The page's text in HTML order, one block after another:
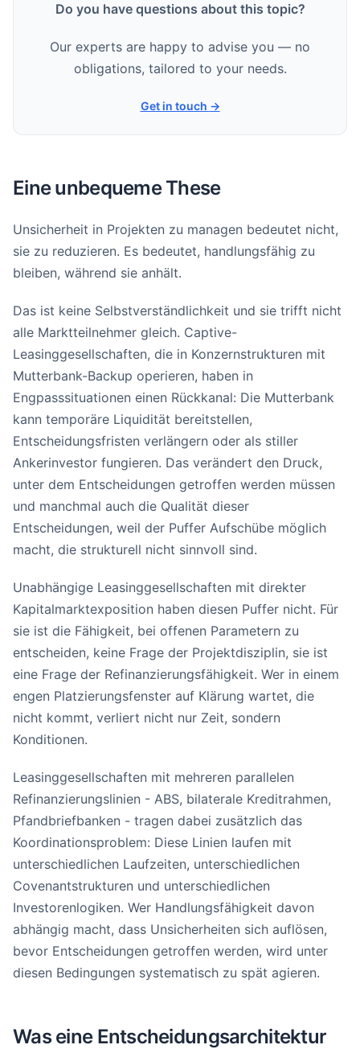
Do you have questions about this topic?
Our experts are happy to advise you — no
obligations, tailored to your needs.
Get in touch →
Eine unbequeme These
Unsicherheit in Projekten zu managen bedeutet nicht,
sie zu reduzieren. Es bedeutet, handlungsfähig zu
bleiben, während sie anhält.
Das ist keine Selbstverständlichkeit und sie trifft nicht
alle Marktteilnehmer gleich. Captive-
Leasinggesellschaften, die in Konzernstrukturen mit
Mutterbank-Backup operieren, haben in
Engpasssituationen einen Rückkanal: Die Mutterbank
kann temporäre Liquidität bereitstellen,
Entscheidungsfristen verlängern oder als stiller
Ankerinvestor fungieren. Das verändert den Druck,
unter dem Entscheidungen getroffen werden müssen
und manchmal auch die Qualität dieser
Entscheidungen, weil der Puffer Aufschübe möglich
macht, die strukturell nicht sinnvoll sind.
Unabhängige Leasinggesellschaften mit direkter
Kapitalmarktexposition haben diesen Puffer nicht. Für
sie ist die Fähigkeit, bei offenen Parametern zu
entscheiden, keine Frage der Projektdisziplin, sie ist
eine Frage der Refinanzierungsfähigkeit. Wer in einem
engen Platzierungsfenster auf Klärung wartet, die
nicht kommt, verliert nicht nur Zeit, sondern
Konditionen.
Leasinggesellschaften mit mehreren parallelen
Refinanzierungslinien - ABS, bilaterale Kreditrahmen,
Pfandbriefbanken - tragen dabei zusätzlich das
Koordinationsproblem: Diese Linien laufen mit
unterschiedlichen Laufzeiten, unterschiedlichen
Covenantstrukturen und unterschiedlichen
Investorenlogiken. Wer Handlungsfähigkeit davon
abhängig macht, dass Unsicherheiten sich auflösen,
bevor Entscheidungen getroffen werden, wird unter
diesen Bedingungen systematisch zu spät agieren.
Was eine Entscheidungsarchitektur